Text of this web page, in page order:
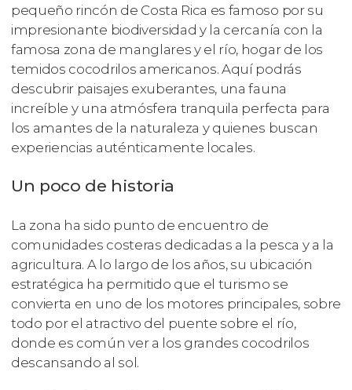
pequeño rincón de Costa Rica es famoso por su
impresionante biodiversidad y la cercanía con la
famosa zona de manglares y el río, hogar de los
temidos cocodrilos americanos. Aquí podrás
descubrir paisajes exuberantes, una fauna
increíble y una atmósfera tranquila perfecta para
los amantes de la naturaleza y quienes buscan
experiencias auténticamente locales.
Un poco de historia
La zona ha sido punto de encuentro de
comunidades costeras dedicadas a la pesca y a la
agricultura. A lo largo de los años, su ubicación
estratégica ha permitido que el turismo se
convierta en uno de los motores principales, sobre
todo por el atractivo del puente sobre el río,
donde es común ver a los grandes cocodrilos
descansando al sol.